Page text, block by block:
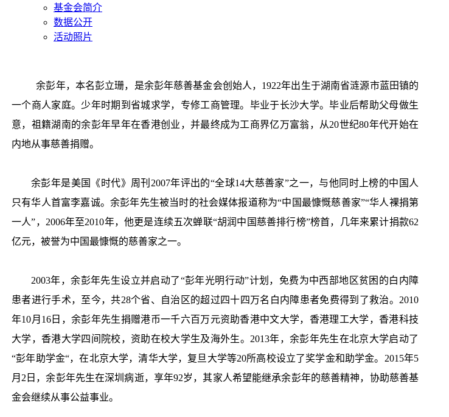
基金会简介
数据公开
活动照片
余彭年，本名彭立珊，是余彭年慈善基金会创始人，1922年出生于湖南省涟源市蓝田镇的
一个商人家庭。少年时期到省城求学，专修工商管理。毕业于长沙大学。毕业后帮助父母做生
意，祖籍湖南的余彭年早年在香港创业，并最终成为工商界亿万富翁，从20世纪80年代开始在
内地从事慈善捐赠。
余彭年是美国《时代》周刊2007年评出的“全球14大慈善家”之一，与他同时上榜的中国人
只有华人首富李嘉诚。余彭年先生被当时的社会媒体报道称为“中国最慷慨慈善家”“华人裸捐第
一人”，2006年至2010年，他更是连续五次蝉联“胡润中国慈善排行榜”榜首，几年来累计捐款62
亿元，被誉为中国最慷慨的慈善家之一。
2003年，余彭年先生设立并启动了“彭年光明行动”计划，免费为中西部地区贫困的白内障
患者进行手术，至今，共28个省、自治区的超过四十四万名白内障患者免费得到了救治。2010
年10月16日，余彭年先生捐赠港币一千六百万元资助香港中文大学，香港理工大学，香港科技
大学，香港大学四间院校，资助在校大学生及海外生。2013年，余彭年先生在北京大学启动了
“彭年助学金“，在北京大学，清华大学，复旦大学等20所高校设立了奖学金和助学金。2015年5
月2日，余彭年先生在深圳病逝，享年92岁，其家人希望能继承余彭年的慈善精神，协助慈善基
金会继续从事公益事业。